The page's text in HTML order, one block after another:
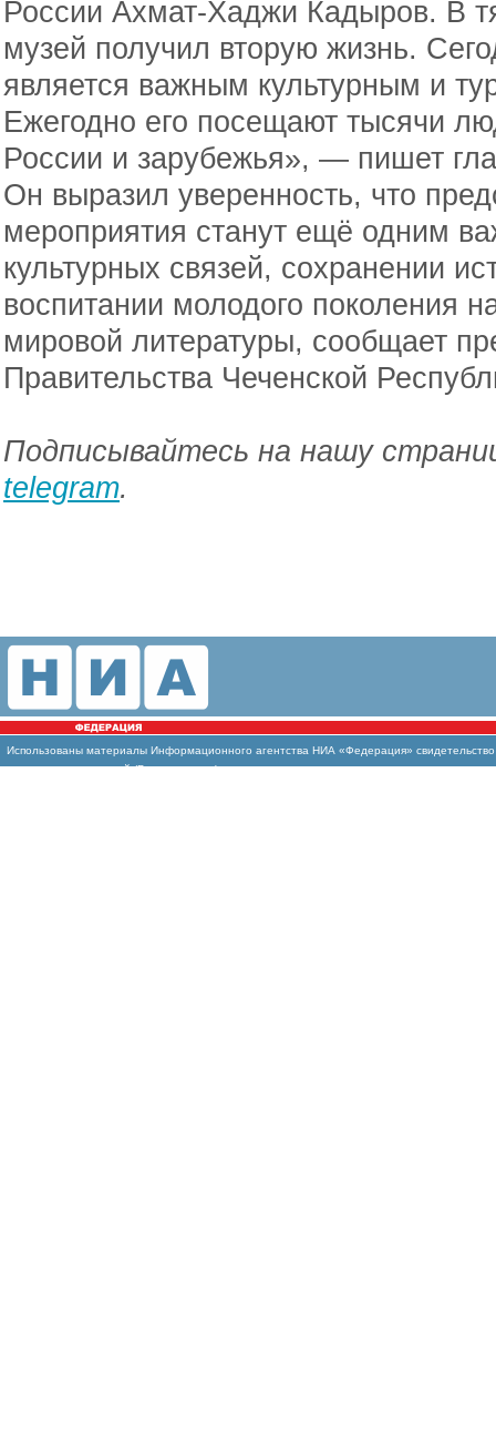
России Ахмат-Хаджи Кадыров. В
музей получил вторую жизнь.
является важным культурным и
Ежегодно его посещают тысячи
России и зарубежья», — пишет
Он выразил уверенность, что
мероприятия станут ещё одним
культурных связей, сохранении
воспитании молодого поколения
мировой литературы, сообщает
Правительства Чеченской
Подписывайтесь на нашу
telegram.
Использованы материалы Информационного агентства НИА «Федерация»
массовых коммуникаций (Роскомнадзор)